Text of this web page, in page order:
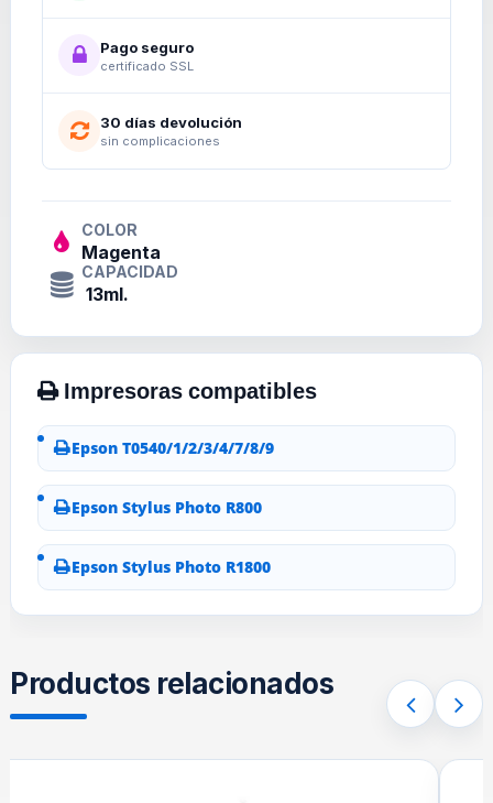
Pago seguro
certificado SSL
30 días devolución
sin complicaciones
COLOR
Magenta
CAPACIDAD
13ml.
Epson T0540/1/2/3/4/7/8/9
Epson Stylus Photo R800
Epson Stylus Photo R1800
Productos relacionados